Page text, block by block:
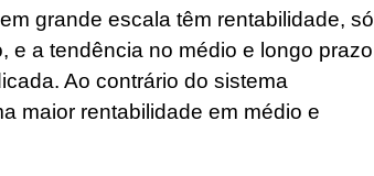
grande escala têm rentabilidade, só
e a tendência no médio e longo prazo
Ao contrário do sistema
maior rentabilidade em médio e